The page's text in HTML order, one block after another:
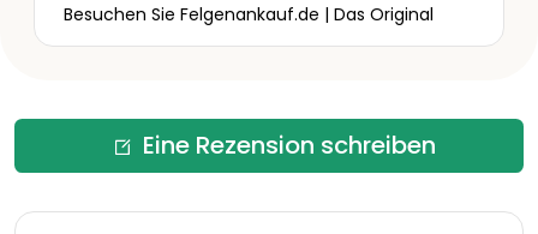
Besuchen Sie Felgenankauf.de | Das Original
Eine Rezension schreiben